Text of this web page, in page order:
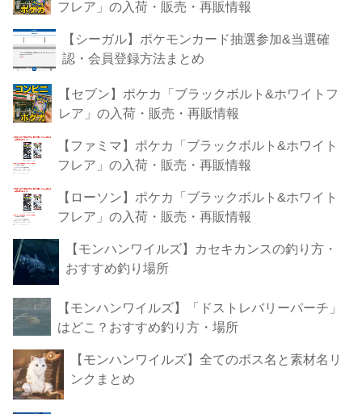
フレア」の入荷・販売・再販情報
【シーガル】ポケモンカード抽選参加&当選確
認・会員登録方法まとめ
【セブン】ポケカ「ブラックボルト&ホワイトフ
レア」の入荷・販売・再販情報
【ファミマ】ポケカ「ブラックボルト&ホワイト
フレア」の入荷・販売・再販情報
【ローソン】ポケカ「ブラックボルト&ホワイト
フレア」の入荷・販売・再販情報
【モンハンワイルズ】カセキカンスの釣り方・
おすすめ釣り場所
【モンハンワイルズ】「ドストレバリーパーチ」
はどこ？おすすめ釣り方・場所
【モンハンワイルズ】全てのボス名と素材名リ
ンクまとめ